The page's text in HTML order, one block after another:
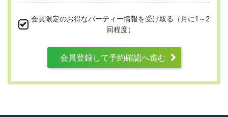
ります。
第3条 （利用資格）
会員限定のお得なパーティー情報を受け取る（月に1～2
回程度）
会員登録して予約確認へ進む